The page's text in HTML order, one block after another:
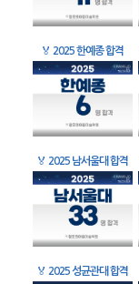
🏅 2025 한예종 합격
🏅 2025 남서울대 합격
🏅 2025 성균관대 합격